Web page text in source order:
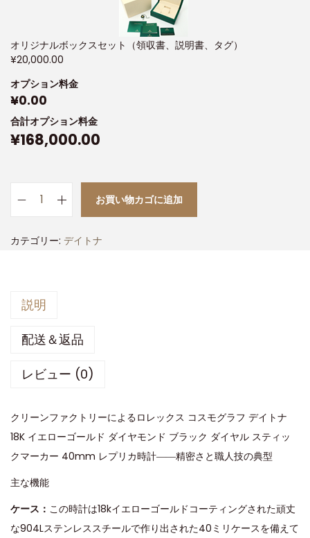
オリジナルボックスセット（領収書、説明書、タグ）
¥20,000.00
オプション料金
¥0.00
合計オプション料金
¥168,000.00
お買い物カゴに追加
カテゴリー: デイトナ
説明
配送＆返品
レビュー (0)
クリーンファクトリーによるロレックス コスモグラフ デイトナ
18K イエローゴールド ダイヤモンド ブラック ダイヤル スティッ
クマーカー 40mm レプリカ時計――精密さと職人技の典型
主な機能
ケース： この時計は18kイエローゴールドコーティングされた頑丈
な904Lステンレススチールで作り出された40ミリケースを備えて